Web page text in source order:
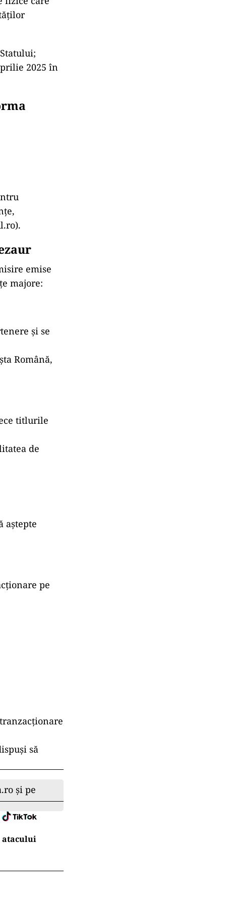
2025 în
emise
majore:
și se
Română,
titlurile
de
aștepte
pe
să
și pe
atacului